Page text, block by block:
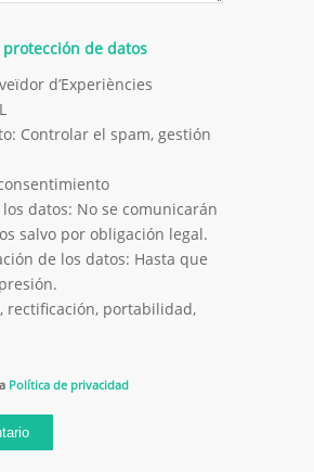
de datos
d’Experiències
Controlar el spam, gestión
datos: No se comunicarán
salvo por obligación legal.
de los datos: Hasta que
rectificación, portabilidad,
Política de privacidad